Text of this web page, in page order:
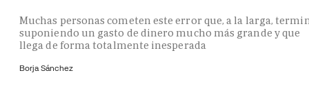
Muchas personas cometen este error que, a la larga,
suponiendo un gasto de dinero mucho más grande y que
llega de forma totalmente inesperada
Borja Sánchez